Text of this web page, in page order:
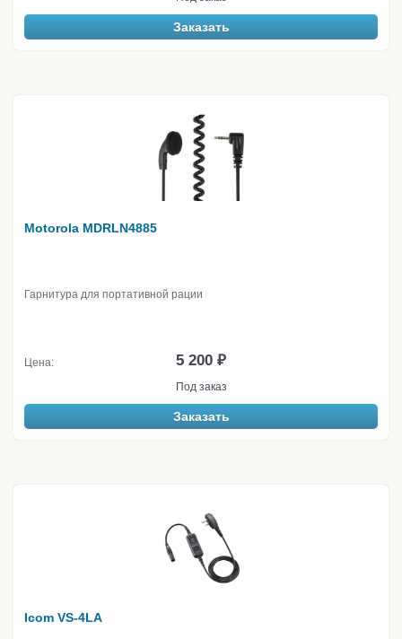
Заказать
Motorola MDRLN4885
Гарнитура для портативной рации
Цена: 5 200 ₽
Под заказ
Заказать
Icom VS-4LA